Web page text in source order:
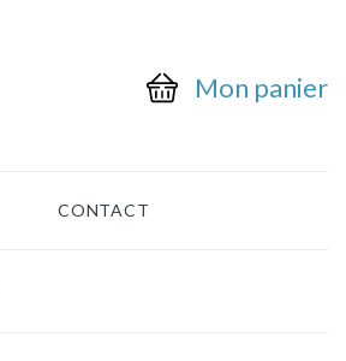
Mon panier
CONTACT